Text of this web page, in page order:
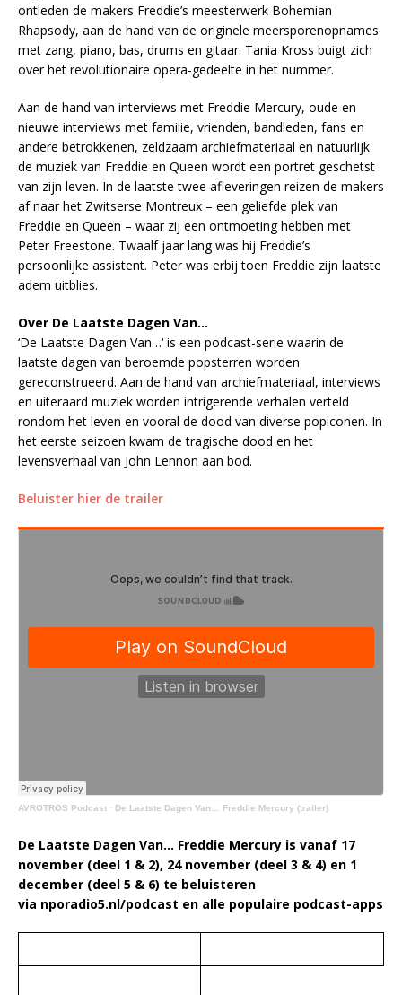
ontleden de makers Freddie’s meesterwerk Bohemian
Rhapsody, aan de hand van de originele meersporenopnames
met zang, piano, bas, drums en gitaar. Tania Kross buigt zich
over het revolutionaire opera-gedeelte in het nummer.
Aan de hand van interviews met Freddie Mercury, oude en
nieuwe interviews met familie, vrienden, bandleden, fans en
andere betrokkenen, zeldzaam archiefmateriaal en natuurlijk
de muziek van Freddie en Queen wordt een portret geschetst
van zijn leven. In de laatste twee afleveringen reizen de makers
af naar het Zwitserse Montreux – een geliefde plek van
Freddie en Queen – waar zij een ontmoeting hebben met
Peter Freestone. Twaalf jaar lang was hij Freddie’s
persoonlijke assistent. Peter was erbij toen Freddie zijn laatste
adem uitblies.
Over De Laatste Dagen Van…
‘De Laatste Dagen Van…‘ is een podcast-serie waarin de
laatste dagen van beroemde popsterren worden
gereconstrueerd. Aan de hand van archiefmateriaal, interviews
en uiteraard muziek worden intrigerende verhalen verteld
rondom het leven en vooral de dood van diverse popiconen. In
het eerste seizoen kwam de tragische dood en het
levensverhaal van John Lennon aan bod.
Beluister hier de trailer
AVROTROS Podcast · De Laatste Dagen Van… Freddie Mercury (trailer)
De Laatste Dagen Van… Freddie Mercury is vanaf 17
november (deel 1 & 2), 24 november (deel 3 & 4) en 1
december (deel 5 & 6) te beluisteren
via nporadio5.nl/podcast en alle populaire podcast-apps